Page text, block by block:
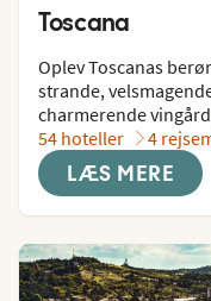
Toscana
Oplev Toscanas
strande,
charmerende
54 hoteller
4
LÆS MERE